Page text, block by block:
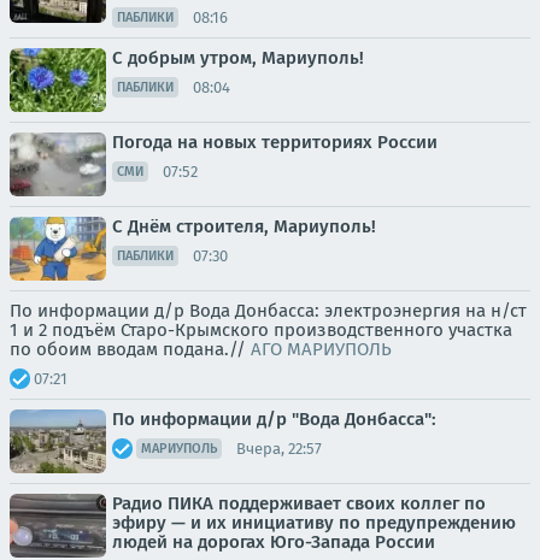
ПАБЛИКИ 08:16
С добрым утром, Мариуполь!
ПАБЛИКИ 08:04
Погода на новых территориях России
СМИ 07:52
С Днём строителя, Мариуполь!
ПАБЛИКИ 07:30
По информации д/р Вода Донбасса: электроэнергия на н/ст
1 и 2 подъём Старо-Крымского производственного участка
по обоим вводам подана.// АГО МАРИУПОЛЬ
07:21
По информации д/р "Вода Донбасса":
МАРИУПОЛЬ Вчера, 22:57
Радио ПИКА поддерживает своих коллег по
эфиру — и их инициативу по предупреждению
людей на дорогах Юго-Запада России